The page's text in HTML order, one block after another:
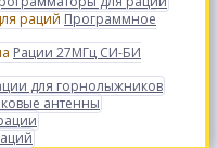
Программное
Рации 27МГц СИ-БИ
для горнолыжников
антенны